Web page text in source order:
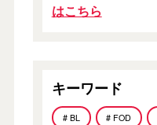
はこちら
キーワード
# BL # FOD